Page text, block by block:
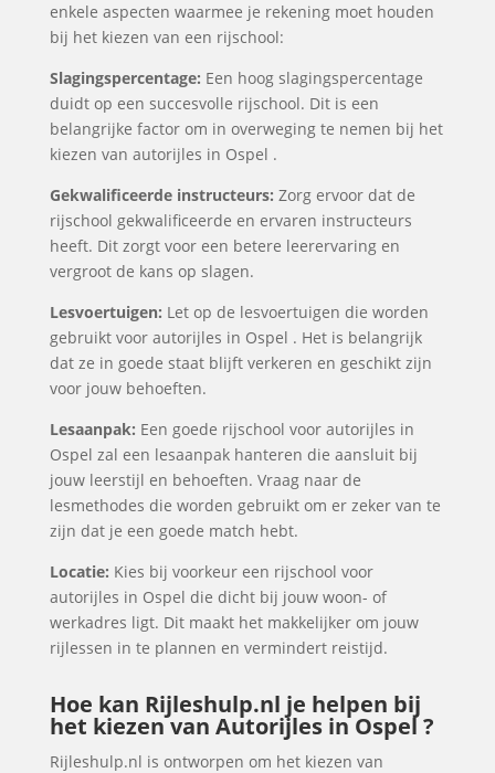
enkele aspecten waarmee je rekening moet houden
bij het kiezen van een rijschool:
Slagingspercentage: Een hoog slagingspercentage
duidt op een succesvolle rijschool. Dit is een
belangrijke factor om in overweging te nemen bij het
kiezen van autorijles in Ospel .
Gekwalificeerde instructeurs: Zorg ervoor dat de
rijschool gekwalificeerde en ervaren instructeurs
heeft. Dit zorgt voor een betere leerervaring en
vergroot de kans op slagen.
Lesvoertuigen: Let op de lesvoertuigen die worden
gebruikt voor autorijles in Ospel . Het is belangrijk
dat ze in goede staat blijft verkeren en geschikt zijn
voor jouw behoeften.
Lesaanpak: Een goede rijschool voor autorijles in
Ospel zal een lesaanpak hanteren die aansluit bij
jouw leerstijl en behoeften. Vraag naar de
lesmethodes die worden gebruikt om er zeker van te
zijn dat je een goede match hebt.
Locatie: Kies bij voorkeur een rijschool voor
autorijles in Ospel die dicht bij jouw woon- of
werkadres ligt. Dit maakt het makkelijker om jouw
rijlessen in te plannen en vermindert reistijd.
Hoe kan Rijleshulp.nl je helpen bij
het kiezen van Autorijles in Ospel ?
Rijleshulp.nl is ontworpen om het kiezen van